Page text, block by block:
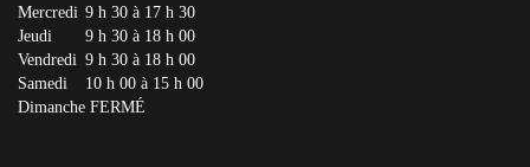
Mercredi 9 h 30 à 17 h 30
Jeudi
9 h 30 à 18 h 00
Vendredi 9 h 30 à 18 h 00
Samedi
10 h 00 à 15 h 00
Dimanche FERMÉ